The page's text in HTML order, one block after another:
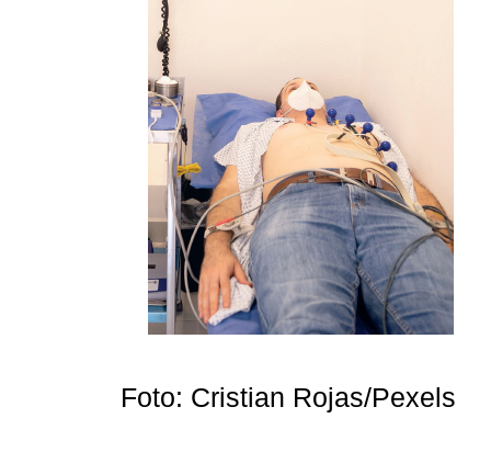
Foto: Cristian Rojas/Pexels